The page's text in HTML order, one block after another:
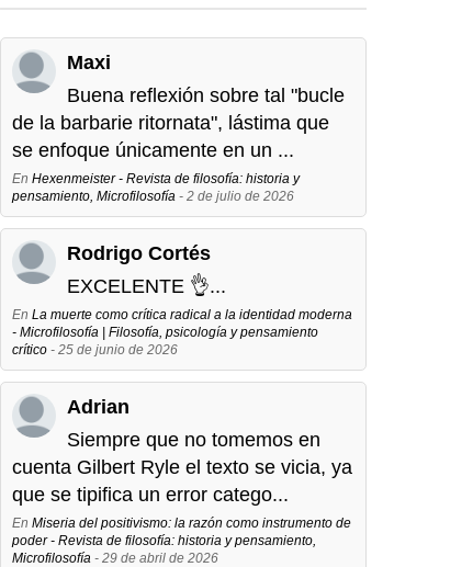
Maxi
Buena reflexión sobre tal "bucle
de la barbarie ritornata", lástima que
se enfoque únicamente en un ...
En Hexenmeister - Revista de filosofía: historia y
pensamiento, Microfilosofía - 2 de julio de 2026
Rodrigo Cortés
EXCELENTE 👌...
En La muerte como crítica radical a la identidad moderna
- Microfilosofía | Filosofía, psicología y pensamiento
crítico - 25 de junio de 2026
Adrian
Siempre que no tomemos en
cuenta Gilbert Ryle el texto se vicia, ya
que se tipifica un error catego...
En Miseria del positivismo: la razón como instrumento de
poder - Revista de filosofía: historia y pensamiento,
Microfilosofía - 29 de abril de 2026